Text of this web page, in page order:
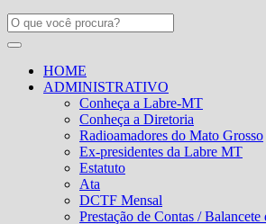
HOME
ADMINISTRATIVO
Conheça a Labre-MT
Conheça a Diretoria
Radioamadores do Mato Grosso
Ex-presidentes da Labre MT
Estatuto
Ata
DCTF Mensal
Prestação de Contas /